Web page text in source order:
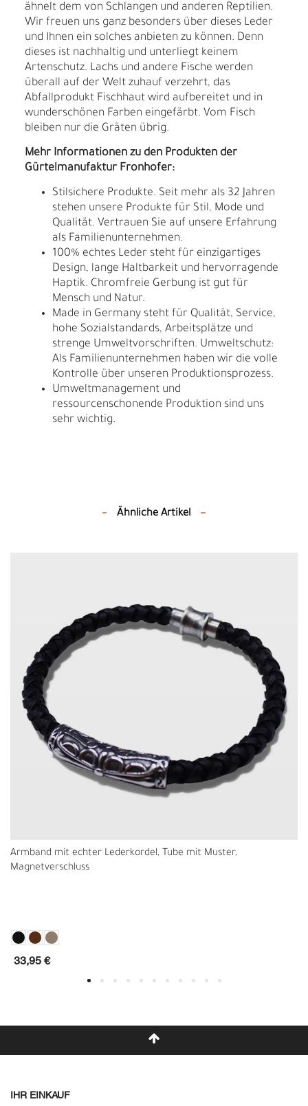
ähnelt dem von Schlangen und anderen Reptilien.
Wir freuen uns ganz besonders über dieses Leder
und Ihnen ein solches anbieten zu können. Denn
dieses ist nachhaltig und unterliegt keinem
Artenschutz. Lachs und andere Fische werden
überall auf der Welt zuhauf verzehrt, das
Abfallprodukt Fischhaut wird aufbereitet und in
wunderschönen Farben eingefärbt. Vom Fisch
bleiben nur die Gräten übrig.
Mehr Informationen zu den Produkten der
Gürtelmanufaktur Fronhofer:
Stilsichere Produkte. Seit mehr als 32 Jahren
stehen unsere Produkte für Stil, Mode und
Qualität. Vertrauen Sie auf unsere Erfahrung
als Familienunternehmen.
100% echtes Leder steht für einzigartiges
Design, lange Haltbarkeit und hervorragende
Haptik. Chromfreie Gerbung ist gut für
Mensch und Natur.
Made in Germany steht für Qualität, Service,
hohe Sozialstandards, Arbeitsplätze und
strenge Umweltvorschriften. Umweltschutz:
Als Familienunternehmen haben wir die volle
Kontrolle über unseren Produktionsprozess.
Umweltmanagement und
ressourcenschonende Produktion sind uns
sehr wichtig.
Ähnliche Artikel
Armband mit echter Lederkordel, Tube mit Muster,
Magnetverschluss
33,95 €
IHR EINKAUF